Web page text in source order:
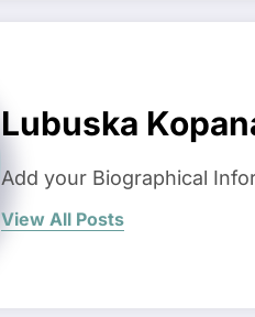
Lubuska
Add your Biographical
View All Posts